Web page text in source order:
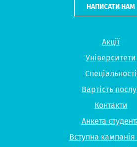
Акції
Університети
Спеціальності
Вартість
Контакти
Анкета
Вступна кампанія
НАПИСАТИ НАМ